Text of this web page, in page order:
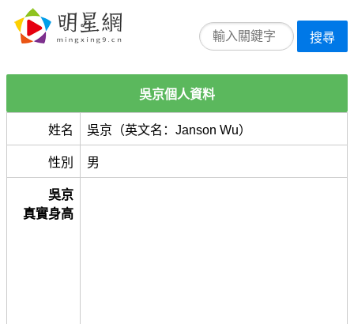
搜尋
吳京個人資料
姓名 吳京（英文名：Janson Wu）
性別 男
吳京
真實身高